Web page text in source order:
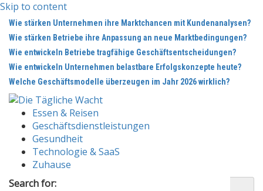
Skip to content
Wie stärken Unternehmen ihre Marktchancen mit Kundenanalysen?
Wie stärken Betriebe ihre Anpassung an neue Marktbedingungen?
Wie entwickeln Betriebe tragfähige Geschäftsentscheidungen?
Wie entwickeln Unternehmen belastbare Erfolgskonzepte heute?
Welche Geschäftsmodelle überzeugen im Jahr 2026 wirklich?
Essen & Reisen
Geschäftsdienstleistungen
Gesundheit
Technologie & SaaS
Zuhause
Search for: